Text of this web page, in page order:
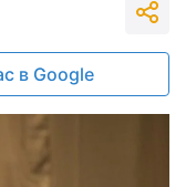
в Google